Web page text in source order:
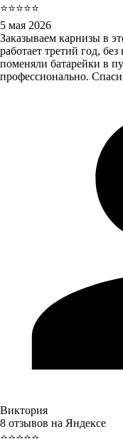
⭐⭐⭐⭐⭐
5 мая 2026
Заказываем карнизы в
работает третий год,
поменяли батарейки в
профессионально.
Виктория
8 отзывов на Яндексе